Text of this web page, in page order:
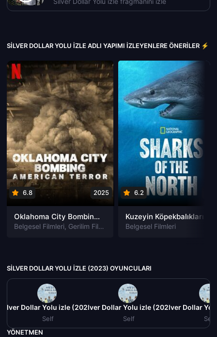
SILVER DOLLAR YOLU IZLE ADLI YAPIMI İZLEYENLERE ÖNERILER ⚡
6.8 2025
Oklahoma City Bombing: American Terror izle
Belgesel Filmleri, Gerilim Filmleri
6.2
Belgesel Filmleri
SILVER DOLLAR YOLU IZLE (2023) OYUNCULARI
Silver Dollar Yolu izle (2023)
Self
Silver Dollar Yolu izle (2023)
Self
Silver Dollar
Self
YÖNETMEN